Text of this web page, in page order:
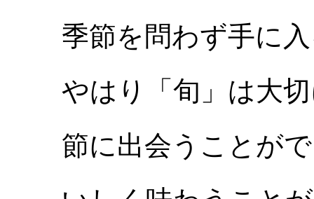
季節を問わず手に
やはり「旬」は大
節に出会うことが